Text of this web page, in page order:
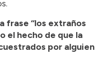
frase “los extraños
el hecho de que la
por alguien